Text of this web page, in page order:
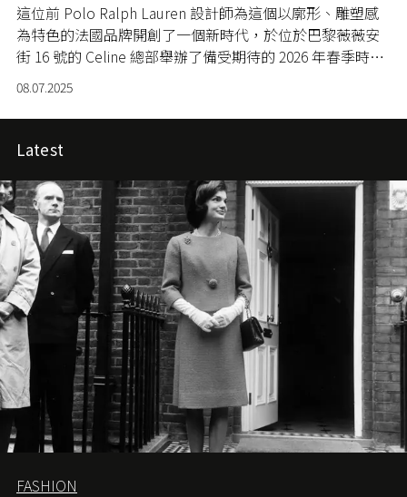
這位前 Polo Ralph Lauren 設計師為這個以廓形、雕塑感
為特色的法國品牌開創了一個新時代，於位於巴黎薇薇安
街 16 號的 Celine 總部舉辦了備受期待的 2026 年春季時裝
08.07.2025
Latest
FASHION